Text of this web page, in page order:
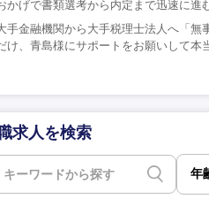
かげで書類選考から内定まで迅速に進
手金融機関から大手税理士法人へ「
け、青島様にサポートをお願いして本
求人を検索